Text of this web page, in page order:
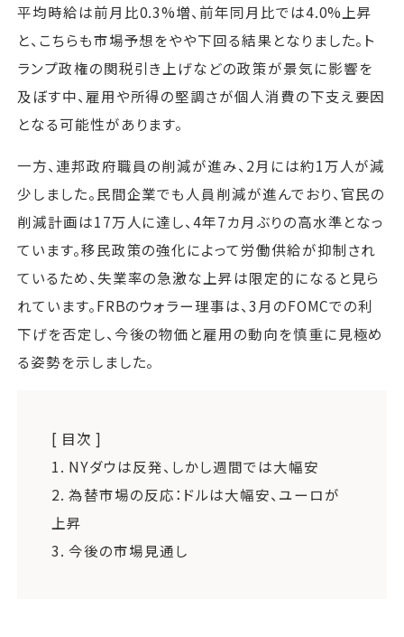
平均時給は前月比0.3%増、前年同月比では4.0%上昇
と、こちらも市場予想をやや下回る結果となりました。ト
ランプ政権の関税引き上げなどの政策が景気に影響を
及ぼす中、雇用や所得の堅調さが個人消費の下支え要因
となる可能性があります。
一方、連邦政府職員の削減が進み、2月には約1万人が減
少しました。民間企業でも人員削減が進んでおり、官民の
削減計画は17万人に達し、4年7カ月ぶりの高水準となっ
ています。移民政策の強化によって労働供給が抑制され
ているため、失業率の急激な上昇は限定的になると見ら
れています。FRBのウォラー理事は、3月のFOMCでの利
下げを否定し、今後の物価と雇用の動向を慎重に見極め
る姿勢を示しました。
[ 目次 ]
1. NYダウは反発、しかし週間では大幅安
2. 為替市場の反応：ドルは大幅安、ユーロが
上昇
3. 今後の市場見通し